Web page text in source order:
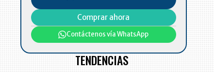
Comprar ahora
Contáctenos vía WhatsApp
TENDENCIAS